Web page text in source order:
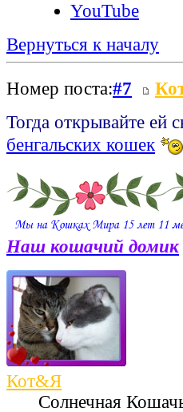
YouTube
Вернуться к началу
Номер поста:#7
Тогда открывайте ей
бенгальских кошек
Наш кошачий домик
Кот&Я
Солнечная